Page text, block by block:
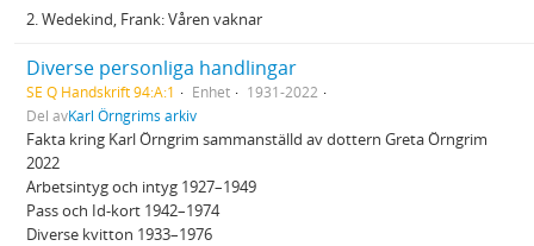
2. Wedekind, Frank: Våren vaknar
Diverse personliga handlingar
SE Q Handskrift 94:A:1 Enhet
1931-2022
Del avKarl Örngrims arkiv
Fakta kring Karl Örngrim sammanställd av dottern Greta Örngrim
2022
Arbetsintyg och intyg 1927–1949
Pass och Id-kort 1942–1974
Diverse kvitton 1933–1976